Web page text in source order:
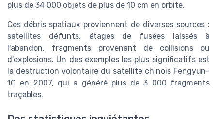
plus de 34 000 objets de plus de 10 cm en orbite.
Ces débris spatiaux proviennent de diverses sources :
satellites défunts, étages de fusées laissés à
l'abandon, fragments provenant de collisions ou
d'explosions. Un des exemples les plus significatifs est
la destruction volontaire du satellite chinois Fengyun-
1C en 2007, qui a généré plus de 3 000 fragments
traçables.